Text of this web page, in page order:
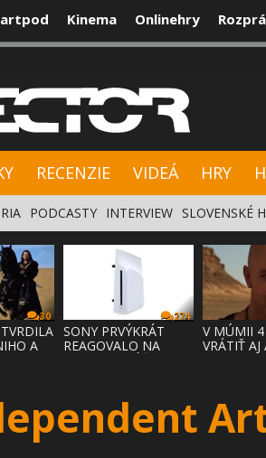
Kinema Onlinehry
RECENZIE VIDEÁ HRY
PODCASTY INTERVIEW SLOVENSKÉ
30
A
274
SONY PRVÝKRÁT
REAGOVALO NA
V MÚMII
VRÁTIŤ